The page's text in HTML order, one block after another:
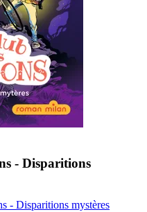
- Disparitions
- Disparitions mystères